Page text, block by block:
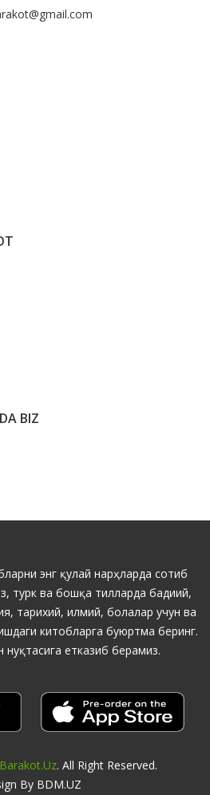
BIZ
энг қулай нарҳларда сотиб
турк ва бошқа тилларда бадиий,
тарихий, илмий, болалар учун ва
китобларга буюртма беринг.
нуқтасига етказиб берамиз.
Barakot.uz. All Right Reserved.
By BDM.UZ